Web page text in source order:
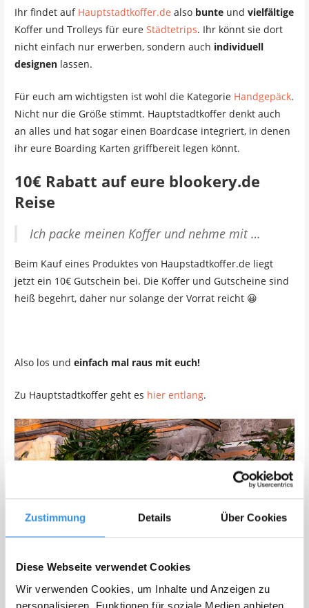
Zustimmung Details Über Cookies
Diese Webseite verwendet Cookies
Wir verwenden Cookies, um Inhalte und Anzeigen zu
personalisieren, Funktionen für soziale Medien anbieten
Ihr findet auf Hauptstadtkoffer.de also bunteund vielfältige
Koffer und Trolleys für eure Städtetrips. Ihr könnt sie dort
nicht einfach nur erwerben, sondern auch individuell
designenlassen.
Für euch am wichtigsten ist wohl die Kategorie Handgepäck.
Nicht nur die Größe stimmt. Hauptstadtkoffer denkt auch
an alles und hat sogar einen Boardcase integriert, in denen
ihr eure Boarding Karten griffbereit legen könnt.
10€ Rabatt auf eure blookery.de
Reise
Ich packe meinen Koffer und nehme mit …
Beim Kauf eines Produktes von Haupstadtkoffer.de liegt
jetzt ein 10€ Gutschein bei. Die Koffer und Gutscheine sind
heiß begehrt, daher nur solange der Vorrat reicht 😀
Also los und einfach mal raus mit euch!
Zu Hauptstadtkoffer geht es hier entlang.